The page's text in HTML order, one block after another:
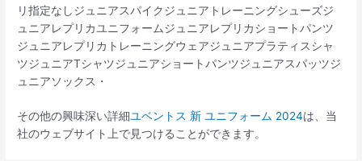
リ指定なしジュニアスパイクジュニアトレーニングシューズジ
ュニアレプリカユニフォームジュニアレプリカショートパンツ
ジュニアレプリカトレーニングウェアジュニアプラティスシャ
ツジュニアTシャツジュニアショートパンツジュニアスパッツジ
ュニアソックス・
その他の興味深い詳細ユベントス 新 ユニフォーム 2024は、当
社のウェブサイト上で見つけることができます。